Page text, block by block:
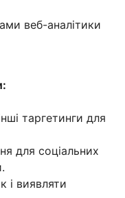
веб-аналітики
таргетинги для
для соціальних
і виявляти